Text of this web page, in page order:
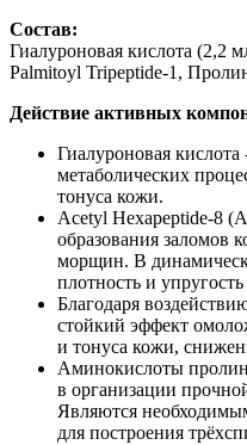
Состав:
Гиалуроновая кислота (2,2
Palmitoyl Tripeptide-1,
Действие активных
Гиалуроновая
метаболических
тонуса кожи.
Acetyl Hexapeptide-8
образования заломов
морщин. В
плотность и
Благодаря
стойкий эффект
и тонуса кожи,
Аминокислоты
в организации
Являются
для построения